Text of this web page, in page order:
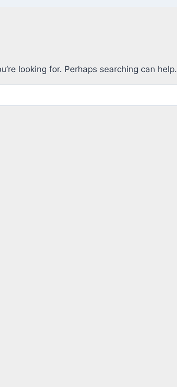
looking for. Perhaps searching can help.